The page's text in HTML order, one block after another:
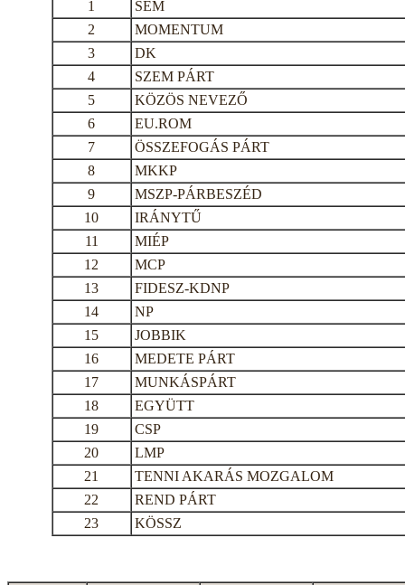
1
SEM
2
MOMENTUM
3
DK
4
SZEM PÁRT
5
KÖZÖS NEVEZŐ
6
EU.ROM
7
ÖSSZEFOGÁS PÁRT
8
MKKP
9
MSZP-PÁRBESZÉD
10
IRÁNYTŰ
11
MIÉP
12
MCP
13
FIDESZ-KDNP
14
NP
15
JOBBIK
16
MEDETE PÁRT
17
MUNKÁSPÁRT
18
EGYÜTT
19
CSP
20
LMP
21
TENNI AKARÁS MOZGALOM
22
REND PÁRT
23
KÖSSZ